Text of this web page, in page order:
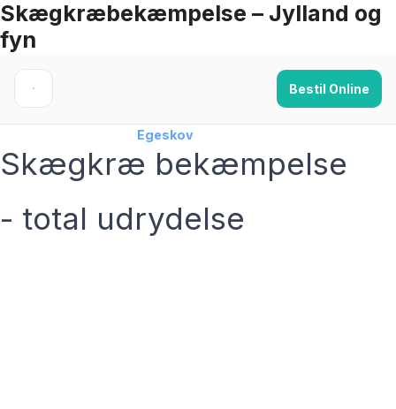
Skip
to
Skægkræbekæmpelse – Jylland og
fyn
Bestil Online
Egeskov
Skægkræ bekæmpelse
- total udrydelse